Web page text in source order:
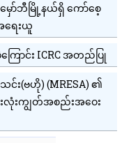
ော်ဘီမြို့နယ်ရှိ ကော်စေ့
ေးယူ
ောင်း ICRC အတည်ပြု
သင်း(ဗဟို) (MRESA) ၏
းကျွတ်အစည်းအဝေး